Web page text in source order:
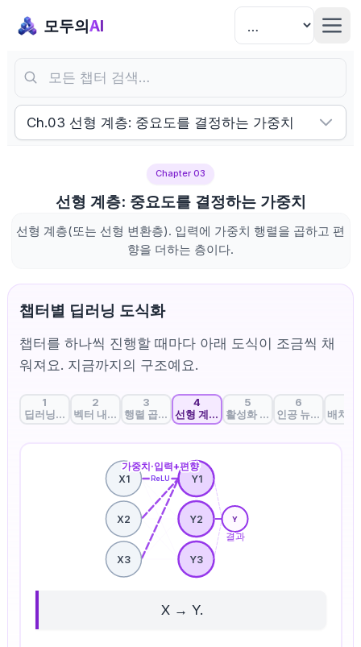
모두의AI
모든 챕터 검색…
Ch.03 선형 계층: 중요도를 결정하는 가중치
Chapter 03
선형 계층: 중요도를 결정하는 가중치
선형 계층(또는 선형 변환층). 입력에 가중치 행렬을 곱하고 편
향을 더하는 층이다.
챕터별 딥러닝 도식화
챕터를 하나씩 진행할 때마다 아래 도식이 조금씩 채
워져요. 지금까지의 구조예요.
1
딥러닝의 첫걸음: AI는 어떻게 생각할까?
2
벡터 내적: 데이터 사이의 닮은꼴 찾기
3
행렬 곱셈: 한꺼번에 계산하는 마법
4
선형 계층: 중요도를 결정하는 가중치
5
활성화 함수: 인공지능에 판
6
인공 뉴런: 정보
배치
X1
X2
X3
Y1
Y2
Y3
가중치·입력+편향
ReLU
Y
결과
X → Y.